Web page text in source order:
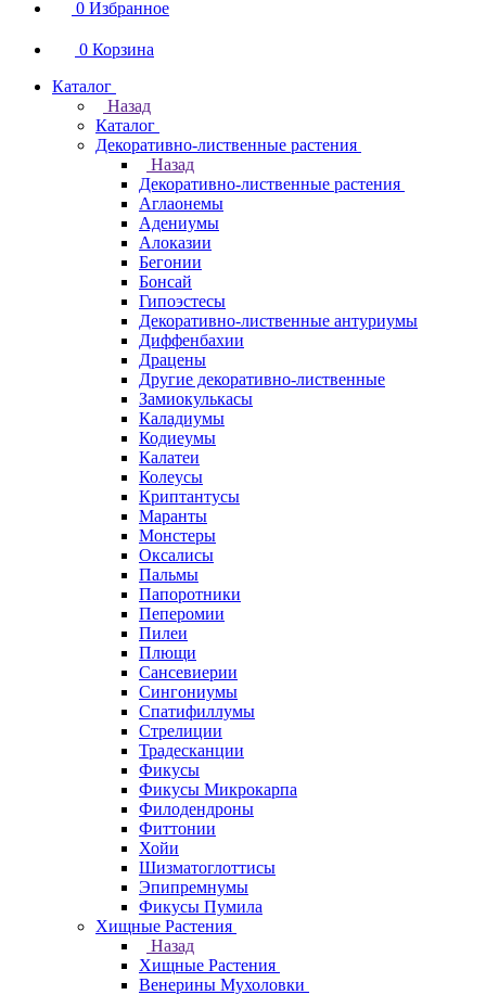
0 Избранное
0 Корзина
Каталог
Назад
Каталог
Декоративно-лиственные растения
Назад
Декоративно-лиственные растения
Аглаонемы
Адениумы
Алоказии
Бегонии
Бонсай
Гипоэстесы
Декоративно-лиственные антуриумы
Диффенбахии
Драцены
Другие декоративно-лиственные
Замиокулькасы
Каладиумы
Кодиеумы
Калатеи
Колеусы
Криптантусы
Маранты
Монстеры
Оксалисы
Пальмы
Папоротники
Пеперомии
Пилеи
Плющи
Сансевиерии
Сингониумы
Спатифиллумы
Стрелиции
Традесканции
Фикусы
Фикусы Микрокарпа
Филодендроны
Фиттонии
Хойи
Шизматоглоттисы
Эпипремнумы
Фикусы Пумила
Хищные Растения
Назад
Хищные Растения
Венерины Мухоловки